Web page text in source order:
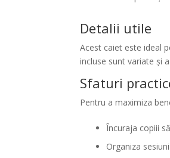
Detalii utile
Acest caiet este ideal
incluse sunt variate și
Sfaturi
Pentru a maximiza
Încuraja copiii
Organiza